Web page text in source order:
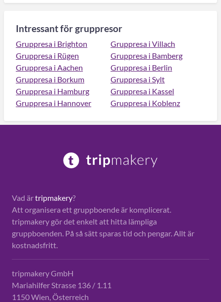
Intressant för gruppresor
Gruppresa i Brighton
Gruppresa i Villach
Gruppresa i Rügen
Gruppresa i Bamberg
Gruppresa i Aachen
Gruppresa i Berlin
Gruppresa i Borkum
Gruppresa i Sylt
Gruppresa i Hamburg
Gruppresa i Kassel
Gruppresa i Hannover
Gruppresa i Koblenz
Vad ärtripmakery?
Att organisera ett gruppboende är komplicerat.
tripmakery gör det enkelt att hitta lämpliga
gruppboenden. På så sätt sparas tid och pengar. Allt är
kostnadsfritt.
tripmakery GmbH
Mariahilfer Strasse 136 / 1.11
1150 Wien, Österreich